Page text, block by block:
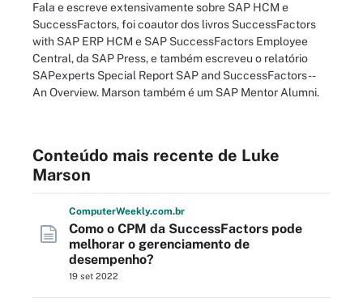
Fala e escreve extensivamente sobre SAP HCM e
SuccessFactors, foi coautor dos livros SuccessFactors
with SAP ERP HCM e SAP SuccessFactors Employee
Central, da SAP Press, e também escreveu o relatório
SAPexperts Special Report SAP and SuccessFactors --
An Overview. Marson também é um SAP Mentor Alumni.
Conteúdo mais recente de Luke
Marson
ComputerWeekly.com.br
Como o CPM da SuccessFactors pode
melhorar o gerenciamento de
desempenho?
19 set 2022